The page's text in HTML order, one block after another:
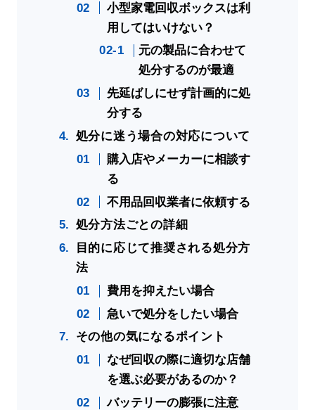
小型家電回収ボックスは利
用してはいけない？
元の製品に合わせて
処分するのが最適
先延ばしにせず計画的に処
分する
処分に迷う場合の対応について
購入店やメーカーに相談す
る
不用品回収業者に依頼する
処分方法ごとの詳細
目的に応じて推奨される処分方
法
費用を抑えたい場合
急いで処分をしたい場合
その他の気になるポイント
なぜ回収の際に適切な店舗
を選ぶ必要があるのか？
バッテリーの膨張に注意